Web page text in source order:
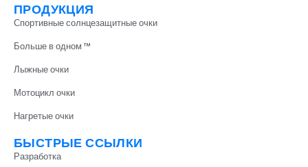
ПРОДУКЦИЯ
Спортивные солнцезащитные очки
Больше в одном ™
Лыжные очки
Мотоцикл очки
Нагретые очки
БЫСТРЫЕ ССЫЛКИ
Разработка